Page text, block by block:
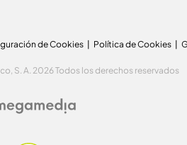
de Cookies Política de Cookies
S. A. 2026 Todos los derechos reservados